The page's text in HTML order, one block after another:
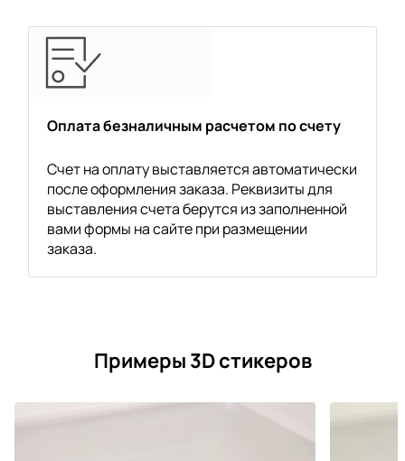
Оплата безналичным расчетом по счету
Счет на оплату выставляется автоматически
после оформления заказа. Реквизиты для
выставления счета берутся из заполненной
вами формы на сайте при размещении
заказа.
Примеры 3D стикеров